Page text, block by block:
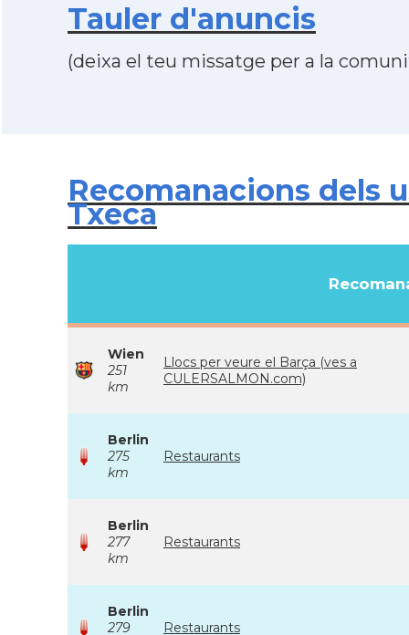
Tauler d'anuncis
(deixa el teu missatge per a la
Recomanacions dels
Txeca
Wien
251
km
Llocs per veure el Barça (ves a
CULERSALMON.com)
Berlin
275
km
Restaurants
Berlin
277
km
Restaurants
Berlin
279
Restaurants